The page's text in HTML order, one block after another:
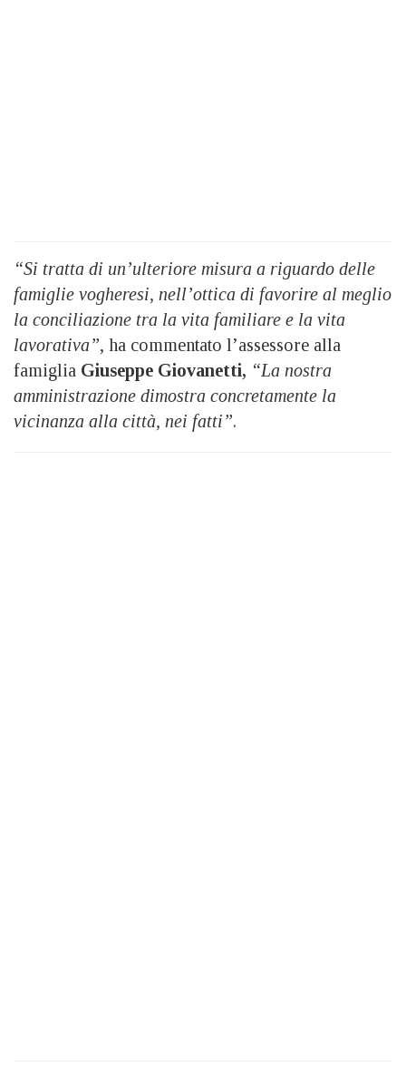
“Si tratta di un’ulteriore misura a riguardo delle
famiglie vogheresi, nell’ottica di favorire al meglio
la conciliazione tra la vita familiare e la vita
lavorativa”, ha commentato l’assessore alla
famiglia Giuseppe Giovanetti, “La nostra
amministrazione dimostra concretamente la
vicinanza alla città, nei fatti”.